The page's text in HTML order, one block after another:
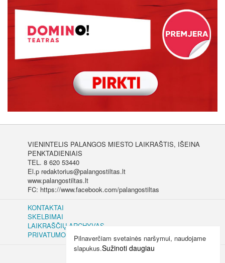
VIENINTELIS PALANGOS MIESTO LAIKRAŠTIS, IŠEINA
PENKTADIENIAIS
TEL. 8 620 53440
El.p redaktorius@palangostiltas.lt
www.palangostiltas.lt
FC: https://www.facebook.com/palangostiltas
KONTAKTAI
SKELBIMAI
LAIKRAŠČIŲ ARCHYVAS
PRIVATUMO IR SLAPUKŲ POLITIKA
Pilnaverčiam svetainės naršymui, naudojame
slapukus.Sužinoti daugiau